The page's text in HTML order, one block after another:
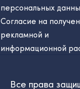
персональных
Согласие на
рекламной и
информационной
Все права